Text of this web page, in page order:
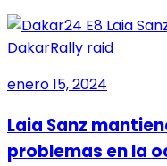
DakarRally raid
enero 15, 2024
Laia Sanz
problemas en la